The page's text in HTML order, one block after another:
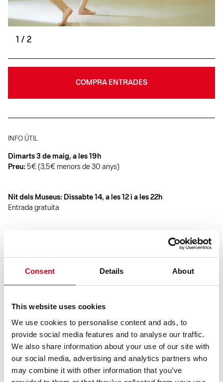
Consent Details About
This website uses cookies
We use cookies to personalise content and ads, to
provide social media features and to analyse our traffic.
We also share information about your use of our site with
our social media, advertising and analytics partners who
may combine it with other information that you’ve
COMPRA ENTRADES
INFO ÚTIL
Dimarts 3 de maig, a les 19h
Preu: 5€ (3,5€ menors de 30 anys)
Nit dels Museus: Dissabte 14, a les 12 i a les 22h
Entrada gratuïta
Ubicació:Espai: X
FITXA ARTÍSTICA
Creació i interpretació:
Manuela Raurich Mateluna i Mireia de
Querol Duran
Disseny sonor:Miquel Casaponsa
/ 2